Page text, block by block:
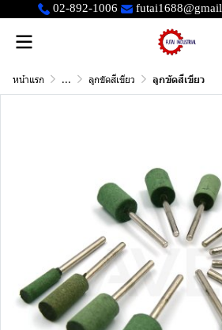
02-892-1006
หน้าแรก ... ลูกขัดสีเขียว ลูกขัดสีเขียว